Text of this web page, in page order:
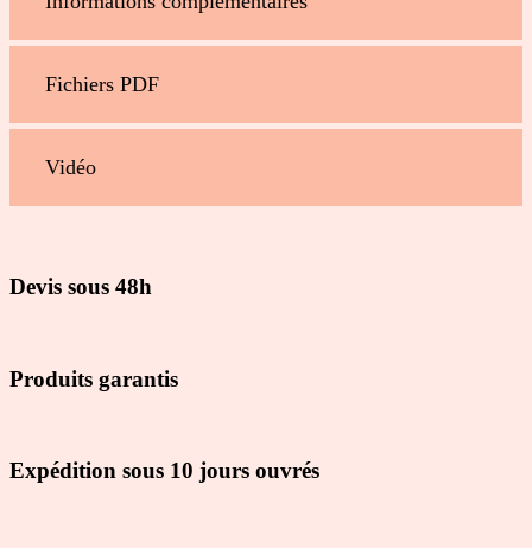
Fichiers PDF
Vidéo
Devis sous 48h
Produits garantis
Expédition sous 10 jours ouvrés